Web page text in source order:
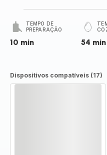
TEMPO DE
PREPARAÇÃO
10 min 54 min
Dispositivos compatíveis (17)